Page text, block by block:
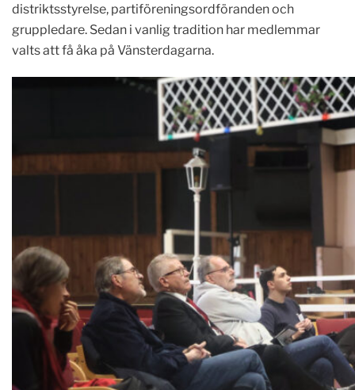
distriktsstyrelse, partiföreningsordföranden och
gruppledare. Sedan i vanlig tradition har medlemmar
valts att få åka på Vänsterdagarna.